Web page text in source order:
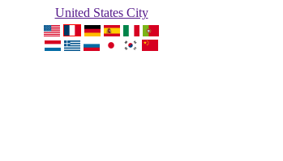
United States City